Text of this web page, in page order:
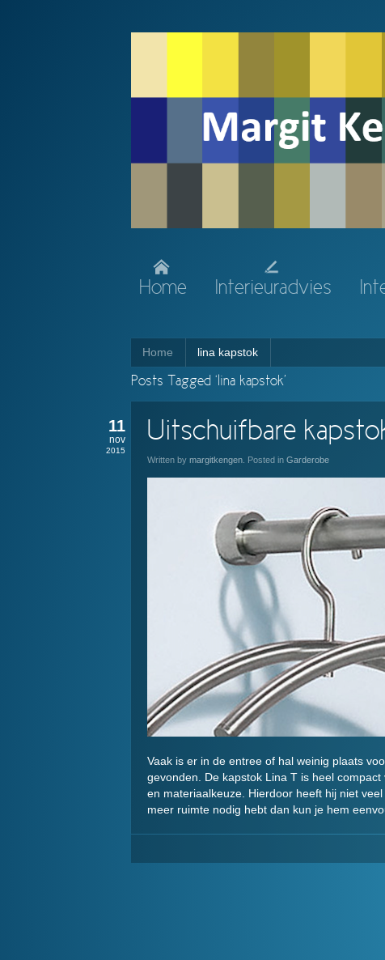
Home Interieuradvies
Home lina kapstok
Posts Tagged ‘lina kapstok’
11
nov
2015
Uitschuifbare
Written by margitkengen . Posted in Garderobe
Vaak is er in de entree of hal weinig plaats
gevonden. De kapstok Lina T is heel
en materiaalkeuze. Hierdoor heeft hij niet
meer ruimte nodig hebt dan kun je hem